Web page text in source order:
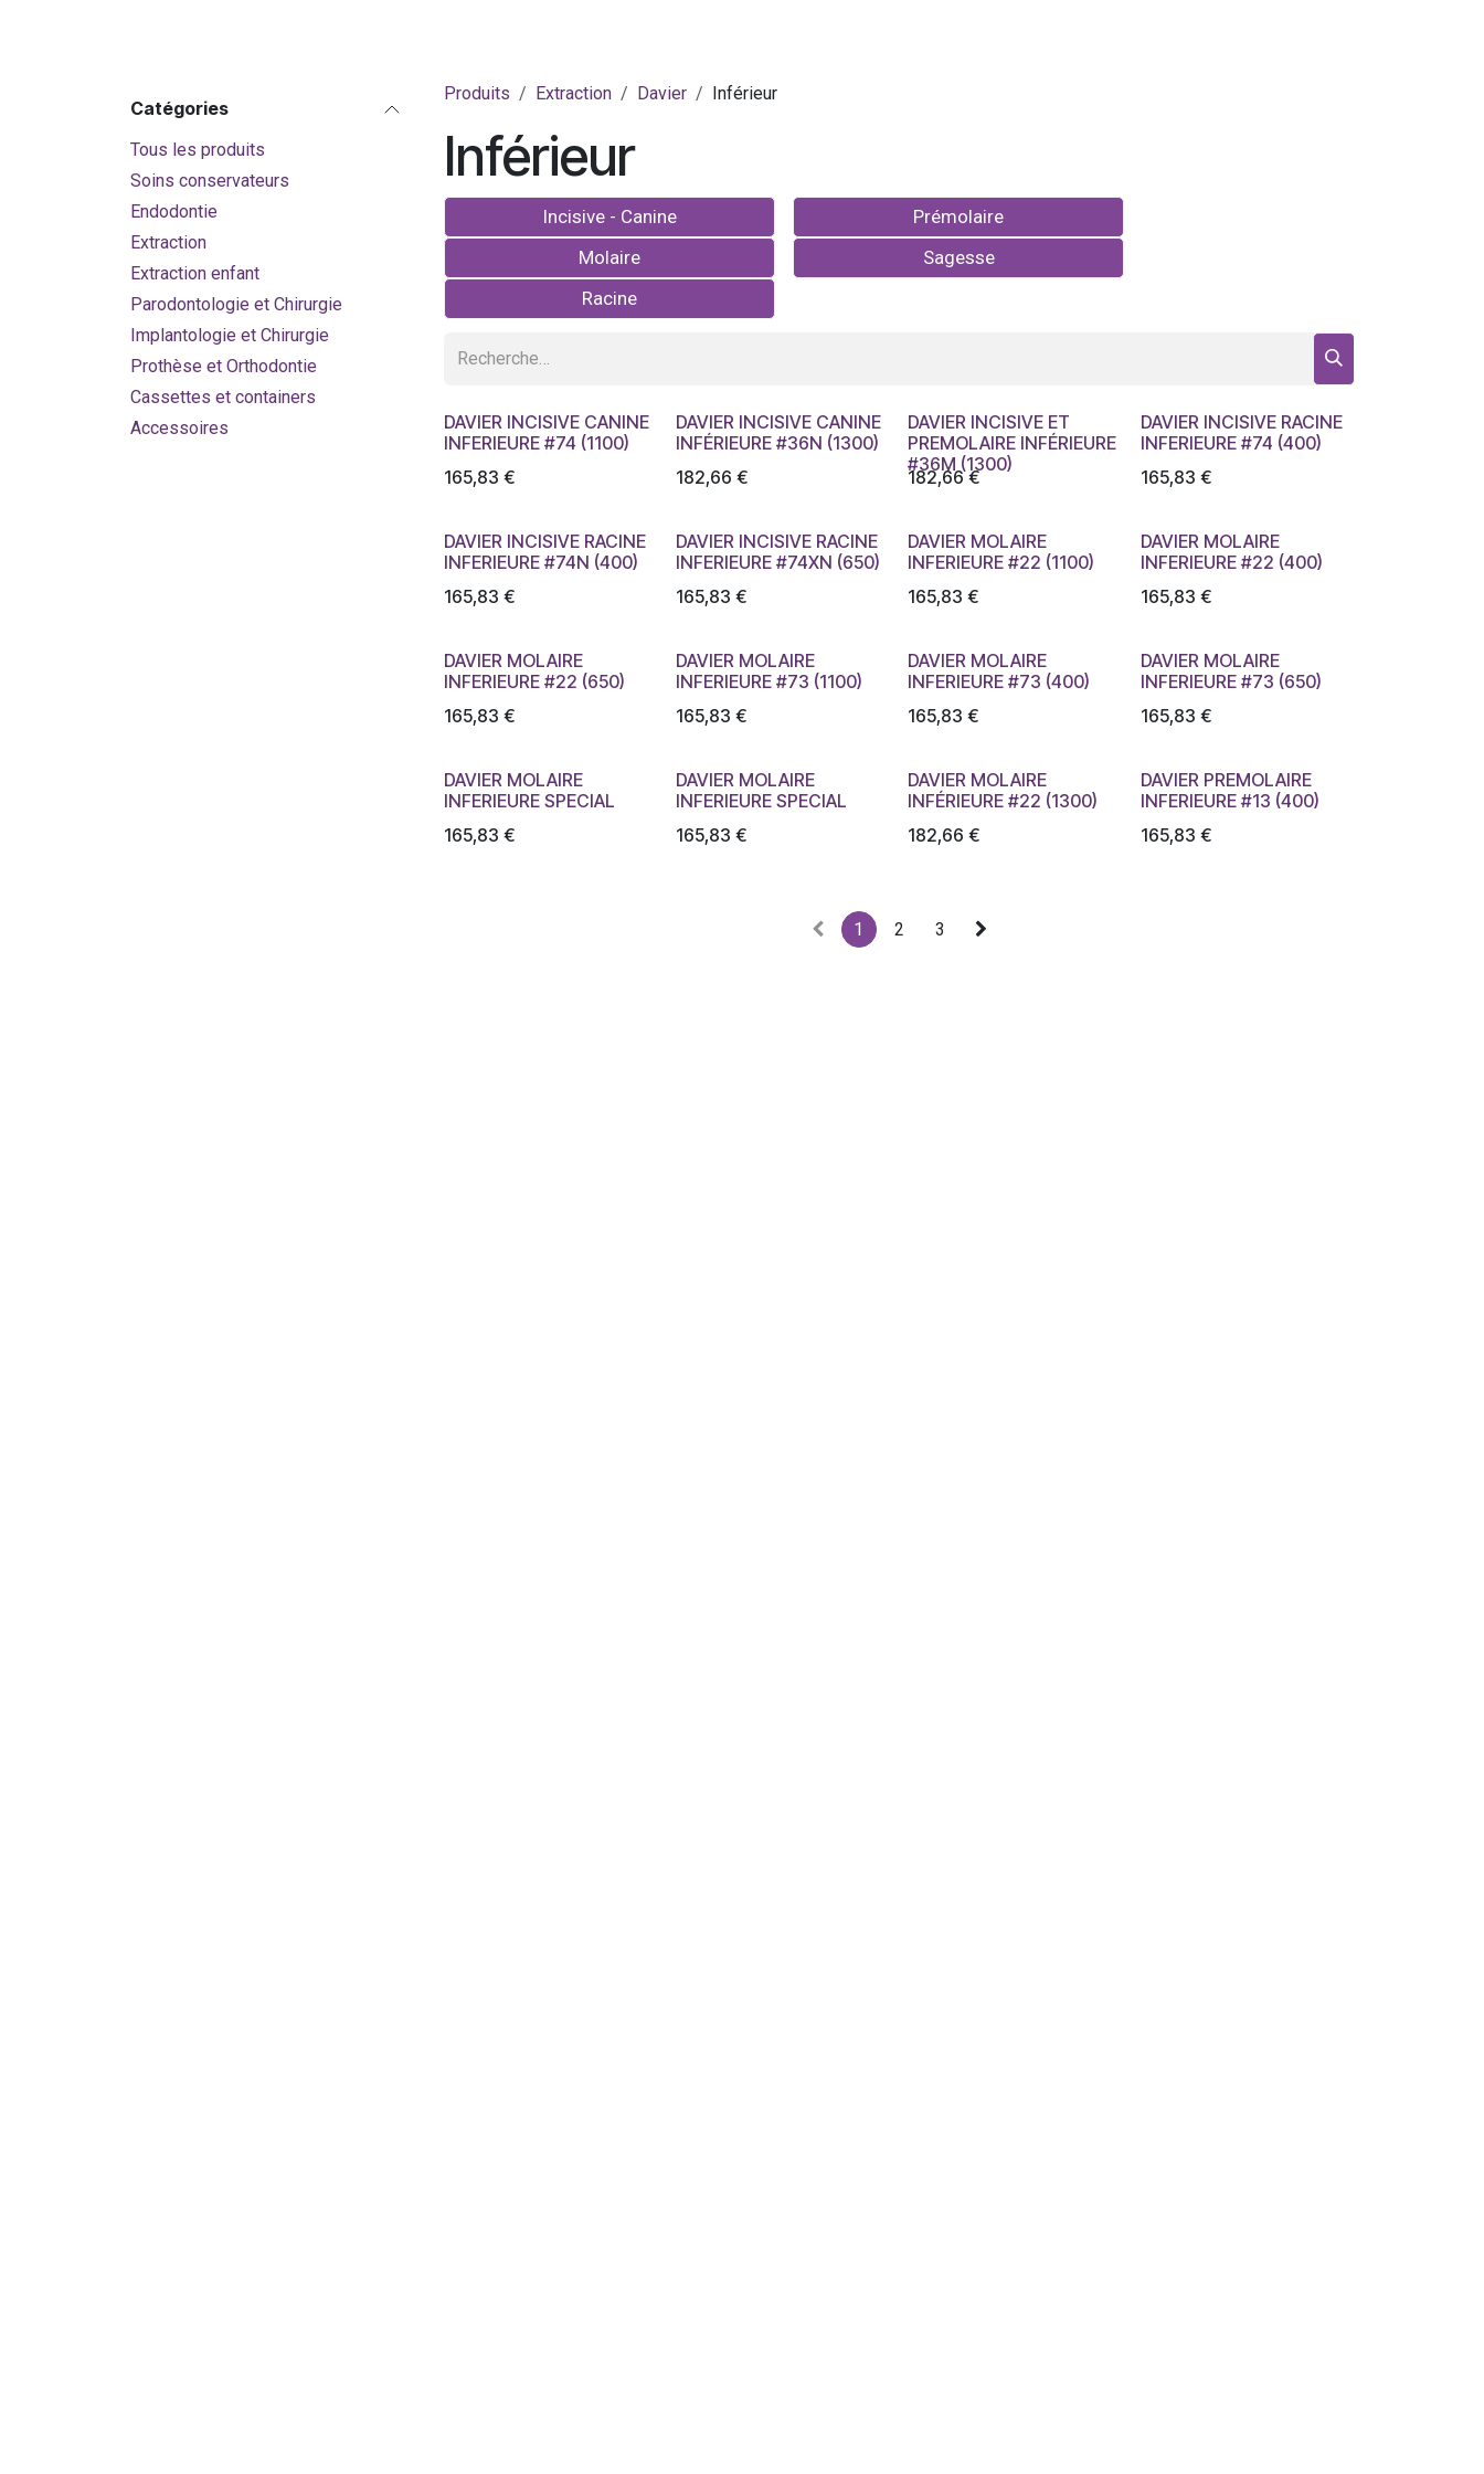
Catégories
Tous les produits
Soins conservateurs
Endodontie
Extraction
Extraction enfant
Parodontologie et Chirurgie
Implantologie et Chirurgie
Prothèse et Orthodontie
Cassettes et containers
Accessoires
Produits Extraction Davier Inférieur
Inférieur
Incisive - Canine
Prémolaire
Molaire
Sagesse
Racine
DAVIER INCISIVE CANINE
INFERIEURE #74 (1100)
165,83 €
DAVIER INCISIVE CANINE
INFÉRIEURE #36N (1300)
182,66 €
DAVIER INCISIVE ET
PREMOLAIRE INFÉRIEURE
#36M (1300)
182,66€
DAVIER INCISIVE RACINE
INFERIEURE #74 (400)
165,83 €
DAVIER INCISIVE RACINE
INFERIEURE #74N (400)
165,83 €
DAVIER INCISIVE RACINE
INFERIEURE #74XN (650)
165,83 €
DAVIER MOLAIRE
INFERIEURE #22 (1100)
165,83 €
DAVIER MOLAIRE
INFERIEURE #22 (400)
165,83 €
DAVIER MOLAIRE
INFERIEURE #22 (650)
165,83 €
DAVIER MOLAIRE
INFERIEURE #73 (1100)
165,83 €
DAVIER MOLAIRE
INFERIEURE #73 (400)
165,83 €
DAVIER MOLAIRE
INFERIEURE #73 (650)
165,83 €
DAVIER MOLAIRE
INFERIEURE SPECIAL
165,83 €
DAVIER MOLAIRE
INFERIEURE SPECIAL
165,83 €
DAVIER MOLAIRE
INFÉRIEURE #22 (1300)
182,66 €
DAVIER PREMOLAIRE
INFERIEURE #13 (400)
165,83 €
1 2 3